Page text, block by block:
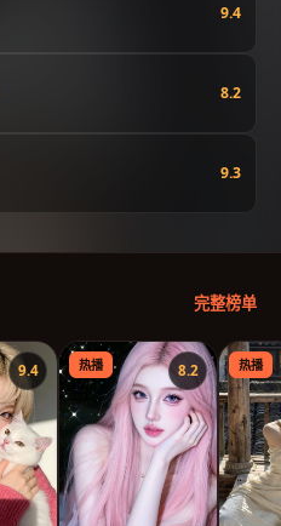
9.4
8.2
9.3
完整榜单
9.4 热播 8.2 热播